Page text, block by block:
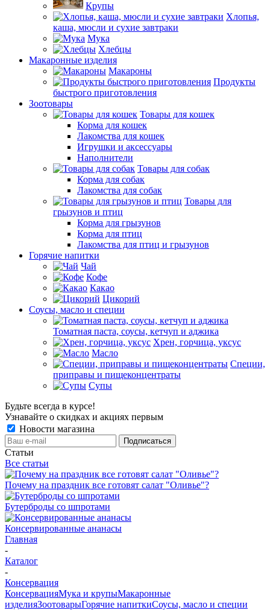
Крупы
Хлопья,
каша, мюсли и сухие завтраки
Мука
Хлебцы
Макаронные изделия
Макароны
Продукты
быстрого приготовления
Зоотовары
Товары для кошек
Корма для кошек
Лакомства для кошек
Игрушки и аксессуары
Наполнители
Товары для собак
Корма для собак
Лакомства для собак
Товары для
грызунов и птиц
Корма для грызунов
Корма для птиц
Лакомства для птиц и грызунов
Горячие напитки
Чай
Кофе
Какао
Цикорий
Соусы, масло и специи
Томатная паста, соусы, кетчуп и аджика
Хрен, горчица, уксус
Масло
Специи,
приправы и пищеконцентраты
Супы
Будьте всегда в курсе!
Узнавайте о скидках и акциях первым
Новости магазина
Статьи
Все статьи
Почему на праздник все готовят салат "Оливье"?
Бутерброды со шпротами
Консервированные ананасы
Главная
-
Каталог
-
Консервация
КонсервацияМука и крупыМакаронные
изделияЗоотоварыГорячие напиткиСоусы, масло и специи